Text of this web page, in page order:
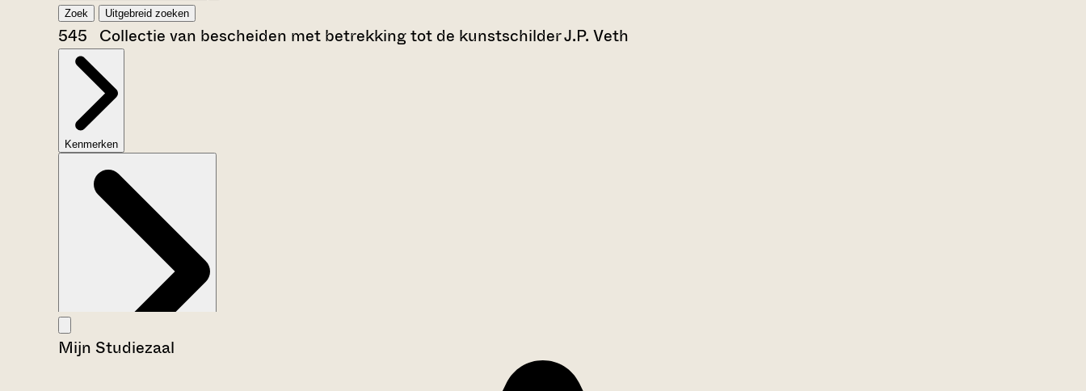
Zoek Uitgebreid zoeken
545 Collectie van bescheiden met betrekking tot de kunstschilder J.P. Veth
Kenmerken
Mijn Studiezaal